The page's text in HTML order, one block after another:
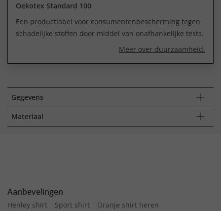
Oekotex Standard 100
Een productlabel voor consumentenbescherming tegen
schadelijke stoffen door middel van onafhankelijke tests.
Meer over duurzaamheid.
Gegevens
Materiaal
Aanbevelingen
Henley shirt Sport shirt
Oranje shirt heren